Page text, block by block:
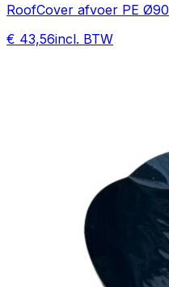
RoofCover afvoer PE Ø90
€ 43,56incl. BTW